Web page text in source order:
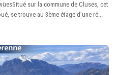
sur la commune de Cluses, cet
se trouve au 3ème étage d’une ré...